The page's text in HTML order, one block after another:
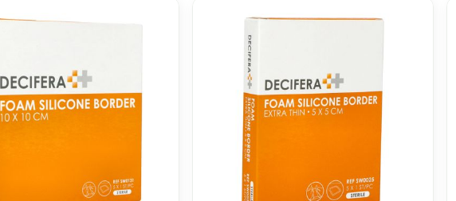
en maximale prijswaarden aan te passen.